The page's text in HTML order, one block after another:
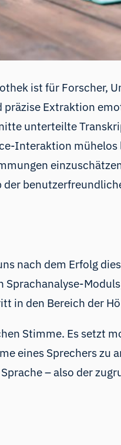
ist für Forscher,
Extraktion
unterteilte
Interaktion
der
nach dem Erfolg
Sprachanalyse-Moduls
in den Bereich der
Stimme. Es setzt
eines Sprechers zu
– also der